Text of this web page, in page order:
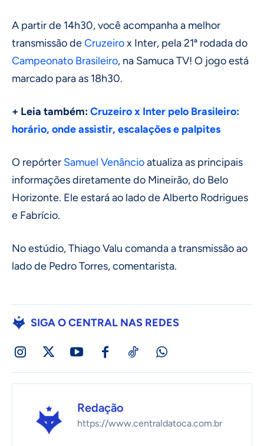
A partir de 14h30, você acompanha a melhor
transmissão deCruzeirox Inter, pela 21ª rodada do
Campeonato Brasileiro, na Samuca TV! O jogo está
marcado para as 18h30.
+ Leia também:Cruzeiro x Inter pelo Brasileiro:
horário, onde assistir, escalações e palpites
O repórter Samuel Venâncioatualiza as principais
informações diretamente do Mineirão, do Belo
Horizonte. Ele estará ao lado de Alberto Rodrigues
e Fabrício.
No estúdio, Thiago Valu comanda a transmissão ao
lado de Pedro Torres, comentarista.
SIGA O CENTRAL NAS REDES
Redação
https://www.centraldatoca.com.br